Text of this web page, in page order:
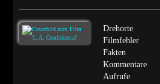
Drehorte
Filmfehler
Fakten
Kommentare
Aufrufe